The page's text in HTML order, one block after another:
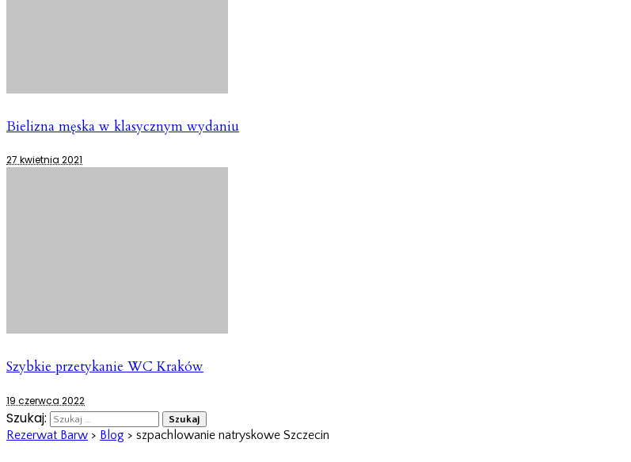
Bielizna męska w klasycznym wydaniu
27 kwietnia 2021
Szybkie przetykanie WC Kraków
19 czerwca 2022
Szukaj:
Rezerwat Barw > Blog > szpachlowanie natryskowe Szczecin